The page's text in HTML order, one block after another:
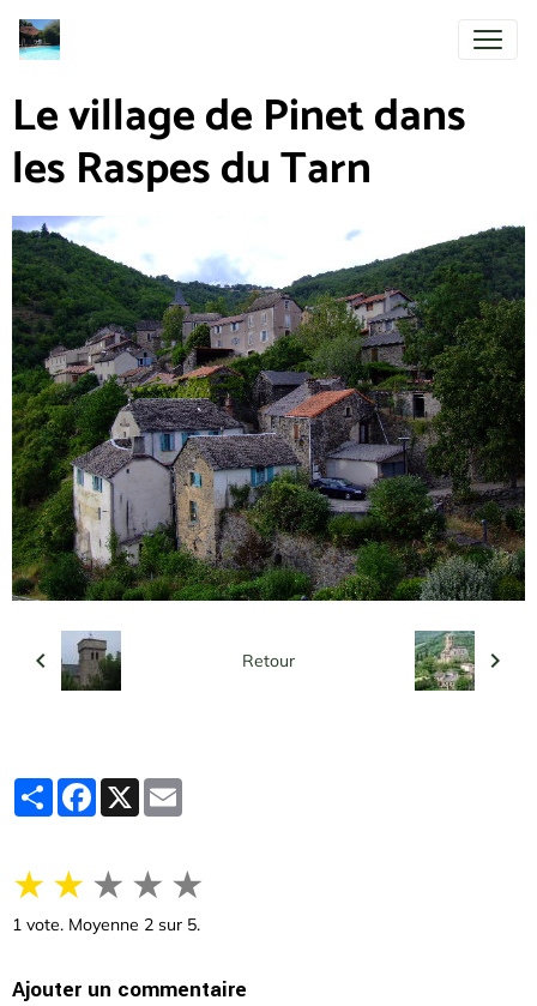
Le village de Pinet dans
les Raspes du Tarn
Retour
PartagerFacebook
X
★ ★ ★ ★ ★
1 vote. Moyenne 2 sur 5.
Ajouter un commentaire